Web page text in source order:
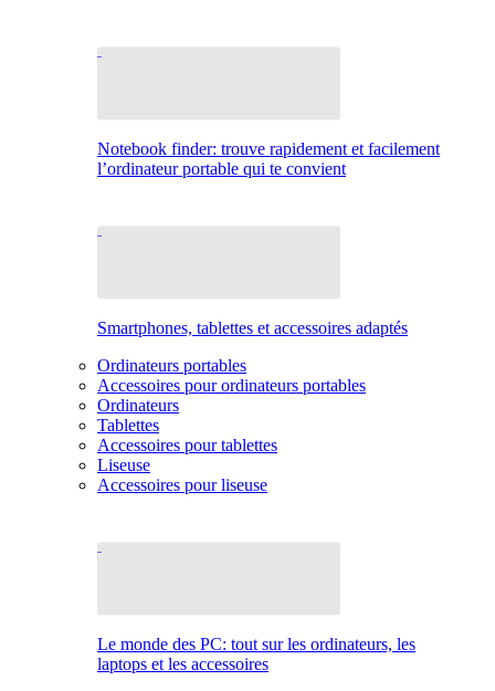
Notebook finder: trouve rapidement et facilement
l’ordinateur portable qui te convient
Smartphones, tablettes et accessoires adaptés
Ordinateurs portables
Accessoires pour ordinateurs portables
Ordinateurs
Tablettes
Accessoires pour tablettes
Liseuse
Accessoires pour liseuse
Le monde des PC: tout sur les ordinateurs, les
laptops et les accessoires